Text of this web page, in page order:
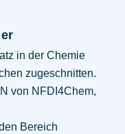
in der Chemie
zugeschnitten.
von NFDI4Chem,
Bereich